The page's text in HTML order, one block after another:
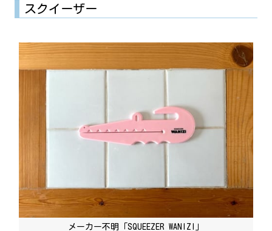
スクイーザー
メーカー不明「SQUEEZER WANIZI」